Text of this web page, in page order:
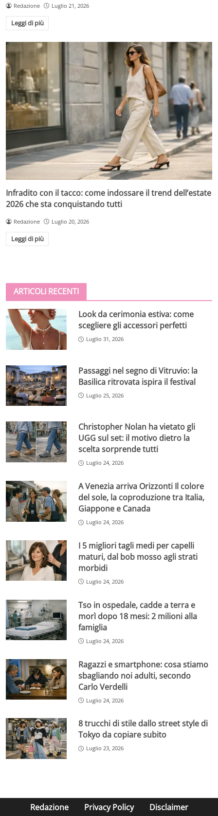
Redazione Luglio 21, 2026
Leggi di più
Infradito con il tacco: come indossare il trend dell’estate
2026 che sta conquistando tutti
Redazione Luglio 20, 2026
Leggi di più
ARTICOLI RECENTI
Look da cerimonia estiva: come
scegliere gli accessori perfetti
Luglio 31, 2026
Passaggi nel segno di Vitruvio: la
Basilica ritrovata ispira il festival
Luglio 25, 2026
Christopher Nolan ha vietato gli
UGG sul set: il motivo dietro la
scelta sorprende tutti
Luglio 24, 2026
A Venezia arriva Orizzonti Il colore
del sole, la coproduzione tra Italia,
Giappone e Canada
Luglio 24, 2026
I 5 migliori tagli medi per capelli
maturi, dal bob mosso agli strati
morbidi
Luglio 24, 2026
Tso in ospedale, cadde a terra e
morì dopo 18 mesi: 2 milioni alla
famiglia
Luglio 24, 2026
Ragazzi e smartphone: cosa stiamo
sbagliando noi adulti, secondo
Carlo Verdelli
Luglio 24, 2026
8 trucchi di stile dallo street style di
Tokyo da copiare subito
Luglio 23, 2026
Redazione Privacy Policy Disclaimer